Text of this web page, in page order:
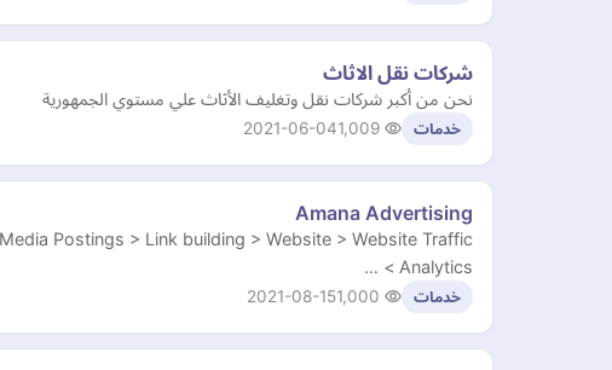
شركات نقل الاثاث
نحن من أكبر شركات نقل وتغليف الأثاث علي مستوي الجمهورية
خدمات 2021-06-04
Amana Advertising
Postings > Link building > Website > Website Traffic
Analytics > …
خدمات 2021-08-15